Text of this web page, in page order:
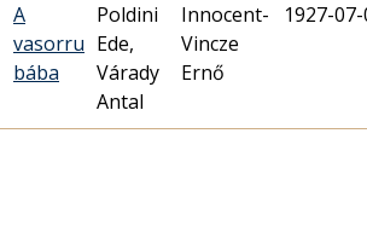
A
vasorru
bába
Poldini
Ede,
Várady
Antal
Innocent-
Vincze
Ernő
1927-